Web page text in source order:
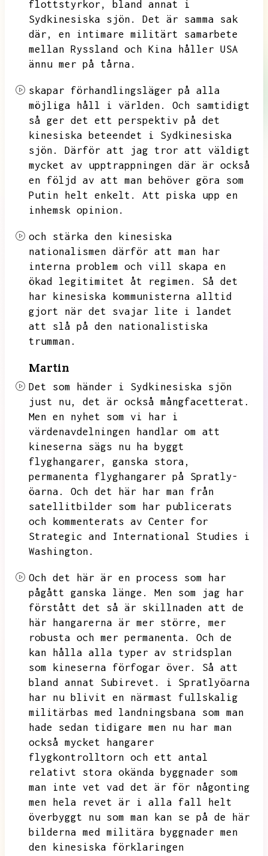
flottstyrkor,
bland annat i
Sydkinesiska sjön.
Det är samma sak
där,
en intimare militärt samarbete
mellan Ryssland och Kina håller USA
ännu mer på tårna.
skapar förhandlingsläger på alla
möjliga håll i världen.
Och samtidigt
så ger det ett perspektiv på det
kinesiska beteendet i Sydkinesiska
sjön.
Därför att jag tror att väldigt
mycket av upptrappningen där är också
en följd av att man behöver göra som
Putin helt enkelt.
Att piska upp en
inhemsk opinion.
och stärka den kinesiska
nationalismen därför att man har
interna problem och vill skapa en
ökad legitimitet åt regimen.
Så det
har kinesiska kommunisterna alltid
gjort när det svajar lite i landet
att slå på den nationalistiska
trumman.
Martin
Det som händer i Sydkinesiska sjön
just nu,
det är också mångfacetterat.
Men en nyhet som vi har i
värdenavdelningen handlar om att
kineserna sägs nu ha byggt
flyghangarer,
ganska stora,
permanenta flyghangarer på Spratly-
öarna.
Och det här har man från
satellitbilder som har publicerats
och kommenterats av Center for
Strategic and International Studies i
Washington.
Och det här är en process som har
pågått ganska länge.
Men som jag har
förstått det så är skillnaden att de
här hangarerna är mer större,
mer
robusta och mer permanenta.
Och de
kan hålla alla typer av stridsplan
som kineserna förfogar över.
Så att
bland annat Subirevet.
i Spratlyöarna
har nu blivit en närmast fullskalig
militärbas med landningsbana som man
hade sedan tidigare men nu har man
också mycket hangarer
flygkontrolltorn och ett antal
relativt stora okända byggnader som
man inte vet vad det är för någonting
men
hela revet är i alla fall helt
överbyggt nu som man kan se på de här
bilderna med militära byggnader men
den kinesiska förklaringen